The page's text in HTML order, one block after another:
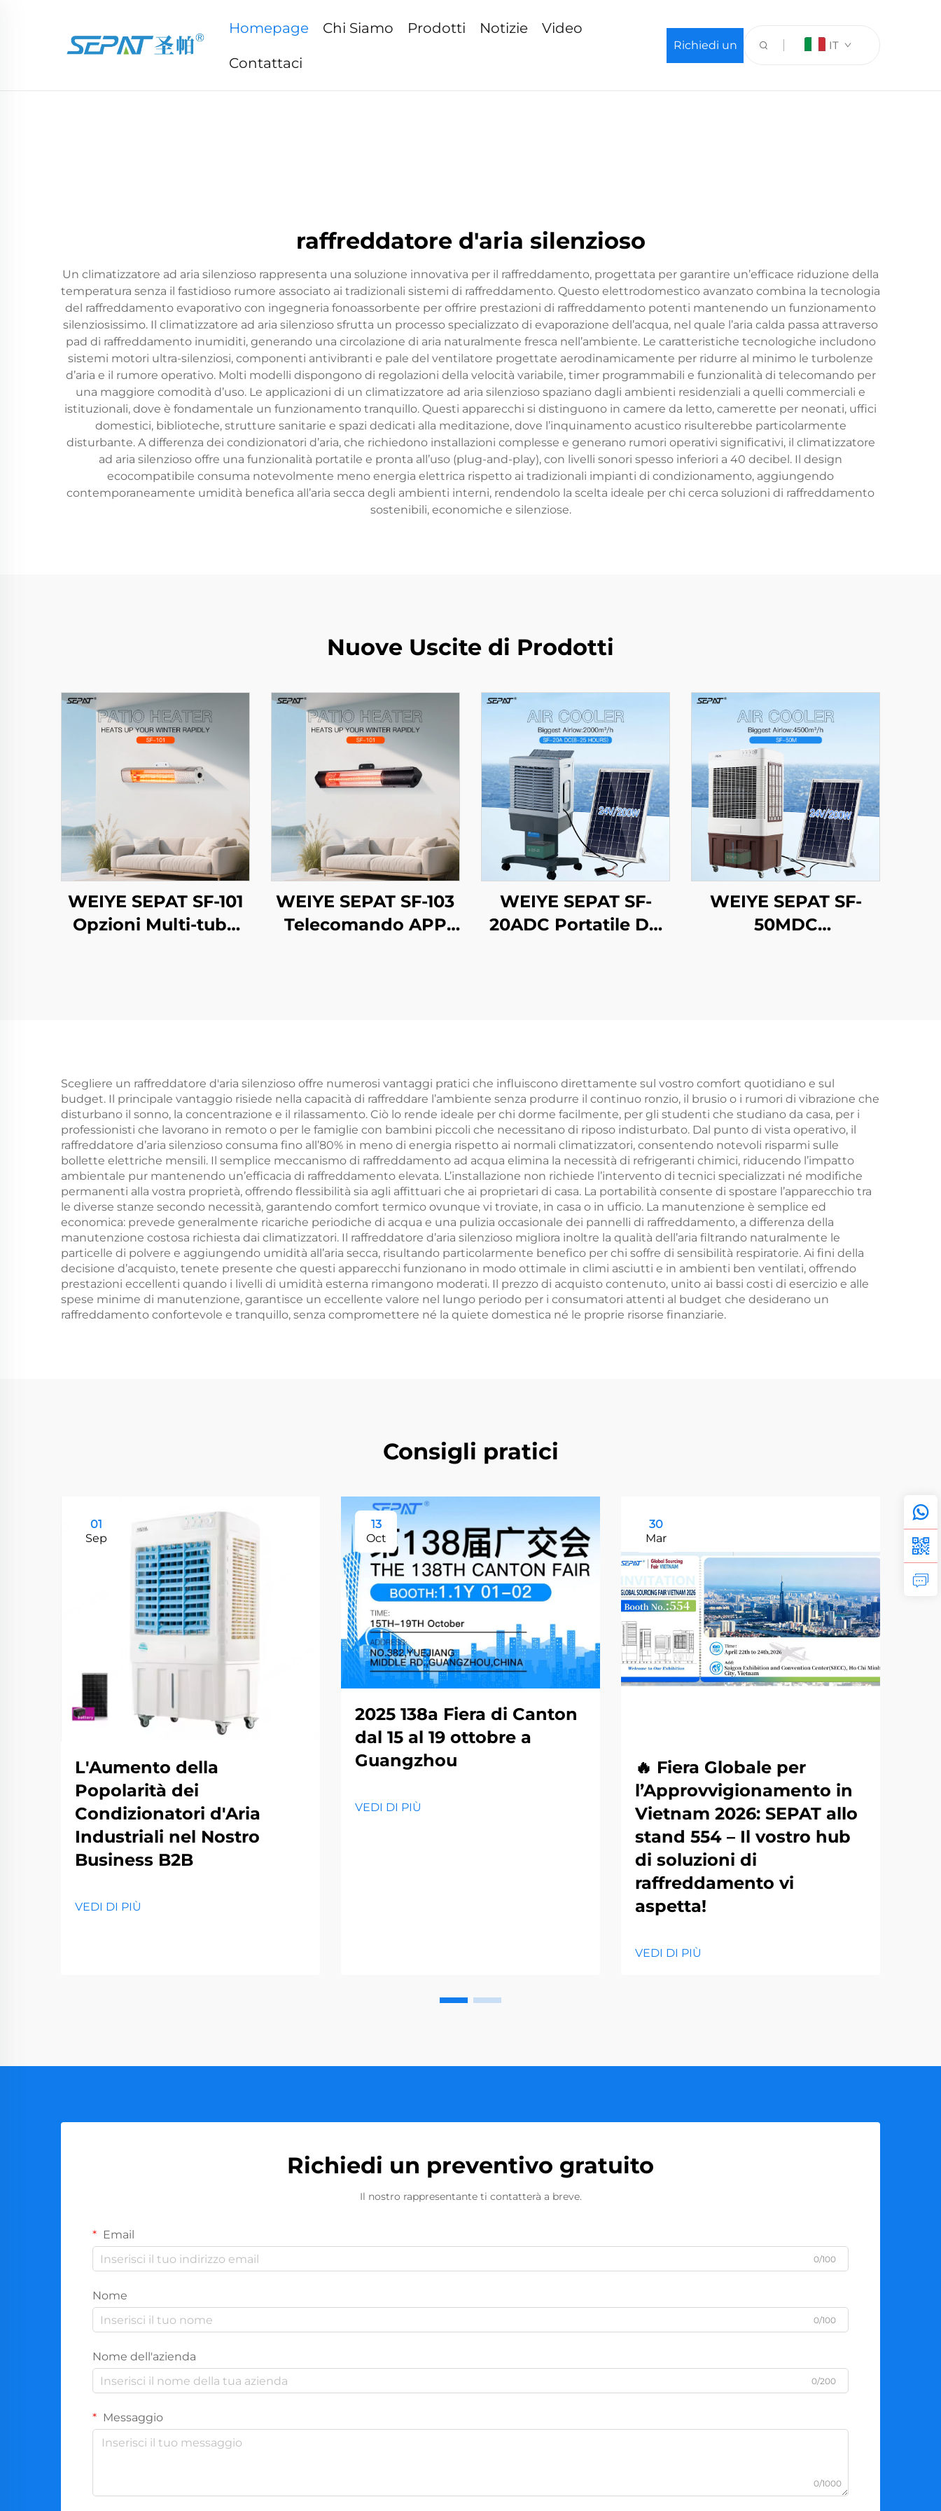
Homepage Chi Siamo Prodotti Notizie Video
Contattaci
Richiedi un IT
raffreddatore d'aria silenzioso
Un climatizzatore ad aria silenzioso rappresenta una soluzione innovativa per il raffreddamento, progettata per garantire un’efficace riduzione della
temperatura senza il fastidioso rumore associato ai tradizionali sistemi di raffreddamento. Questo elettrodomestico avanzato combina la tecnologia
del raffreddamento evaporativo con ingegneria fonoassorbente per offrire prestazioni di raffreddamento potenti mantenendo un funzionamento
silenziosissimo. Il climatizzatore ad aria silenzioso sfrutta un processo specializzato di evaporazione dell’acqua, nel quale l’aria calda passa attraverso
pad di raffreddamento inumiditi, generando una circolazione di aria naturalmente fresca nell’ambiente. Le caratteristiche tecnologiche includono
sistemi motori ultra-silenziosi, componenti antivibranti e pale del ventilatore progettate aerodinamicamente per ridurre al minimo le turbolenze
d’aria e il rumore operativo. Molti modelli dispongono di regolazioni della velocità variabile, timer programmabili e funzionalità di telecomando per
una maggiore comodità d’uso. Le applicazioni di un climatizzatore ad aria silenzioso spaziano dagli ambienti residenziali a quelli commerciali e
istituzionali, dove è fondamentale un funzionamento tranquillo. Questi apparecchi si distinguono in camere da letto, camerette per neonati, uffici
domestici, biblioteche, strutture sanitarie e spazi dedicati alla meditazione, dove l’inquinamento acustico risulterebbe particolarmente
disturbante. A differenza dei condizionatori d’aria, che richiedono installazioni complesse e generano rumori operativi significativi, il climatizzatore
ad aria silenzioso offre una funzionalità portatile e pronta all’uso (plug-and-play), con livelli sonori spesso inferiori a 40 decibel. Il design
ecocompatibile consuma notevolmente meno energia elettrica rispetto ai tradizionali impianti di condizionamento, aggiungendo
contemporaneamente umidità benefica all’aria secca degli ambienti interni, rendendolo la scelta ideale per chi cerca soluzioni di raffreddamento
sostenibili, economiche e silenziose.
Nuove Uscite di Prodotti
WEIYE SEPAT SF-101
Opzioni Multi-tubo
WEIYE SEPAT SF-103
Telecomando APP
WEIYE SEPAT SF-
20ADC Portatile DC
WEIYE SEPAT SF-
50MDC
Scegliere un raffreddatore d'aria silenzioso offre numerosi vantaggi pratici che influiscono direttamente sul vostro comfort quotidiano e sul
budget. Il principale vantaggio risiede nella capacità di raffreddare l’ambiente senza produrre il continuo ronzio, il brusio o i rumori di vibrazione che
disturbano il sonno, la concentrazione e il rilassamento. Ciò lo rende ideale per chi dorme facilmente, per gli studenti che studiano da casa, per i
professionisti che lavorano in remoto o per le famiglie con bambini piccoli che necessitano di riposo indisturbato. Dal punto di vista operativo, il
raffreddatore d’aria silenzioso consuma fino all’80% in meno di energia rispetto ai normali climatizzatori, consentendo notevoli risparmi sulle
bollette elettriche mensili. Il semplice meccanismo di raffreddamento ad acqua elimina la necessità di refrigeranti chimici, riducendo l’impatto
ambientale pur mantenendo un’efficacia di raffreddamento elevata. L’installazione non richiede l’intervento di tecnici specializzati né modifiche
permanenti alla vostra proprietà, offrendo flessibilità sia agli affittuari che ai proprietari di casa. La portabilità consente di spostare l’apparecchio tra
le diverse stanze secondo necessità, garantendo comfort termico ovunque vi troviate, in casa o in ufficio. La manutenzione è semplice ed
economica: prevede generalmente ricariche periodiche di acqua e una pulizia occasionale dei pannelli di raffreddamento, a differenza della
manutenzione costosa richiesta dai climatizzatori. Il raffreddatore d’aria silenzioso migliora inoltre la qualità dell’aria filtrando naturalmente le
particelle di polvere e aggiungendo umidità all’aria secca, risultando particolarmente benefico per chi soffre di sensibilità respiratorie. Ai fini della
decisione d’acquisto, tenete presente che questi apparecchi funzionano in modo ottimale in climi asciutti e in ambienti ben ventilati, offrendo
prestazioni eccellenti quando i livelli di umidità esterna rimangono moderati. Il prezzo di acquisto contenuto, unito ai bassi costi di esercizio e alle
spese minime di manutenzione, garantisce un eccellente valore nel lungo periodo per i consumatori attenti al budget che desiderano un
raffreddamento confortevole e tranquillo, senza compromettere né la quiete domestica né le proprie risorse finanziarie.
Consigli pratici
01
Sep
L'Aumento della
Popolarità dei
Condizionatori d'Aria
Industriali nel Nostro
Business B2B
VEDI DI PIÙ
13
Oct
2025 138a Fiera di Canton
dal 15 al 19 ottobre a
Guangzhou
VEDI DI PIÙ
30
Mar
🔥 Fiera Globale per
l’Approvvigionamento in
Vietnam 2026: SEPAT allo
stand 554 – Il vostro hub
di soluzioni di
raffreddamento vi
aspetta!
VEDI DI PIÙ
Richiedi un preventivo gratuito
Il nostro rappresentante ti contatterà a breve.
Email
0/100
Nome
0/100
Nome dell'azienda
0/200
Messaggio
0/1000